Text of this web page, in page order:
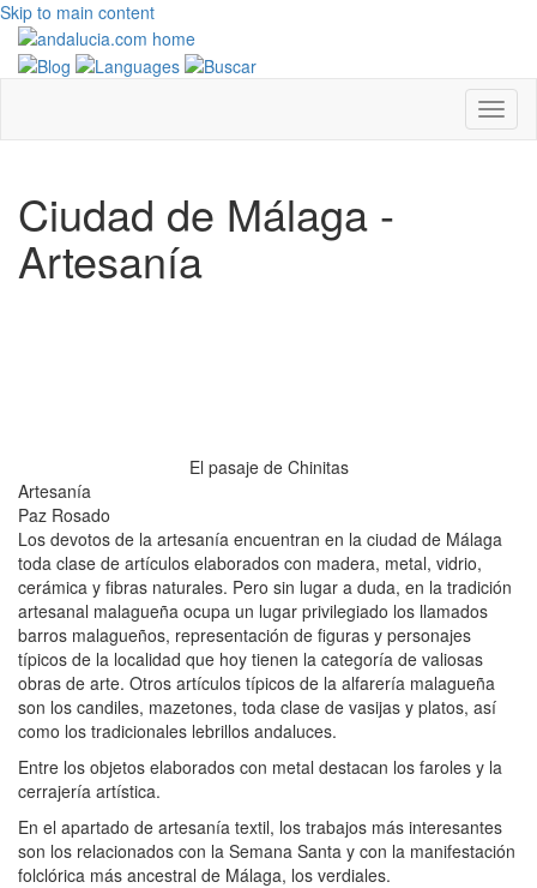
Skip to main content
Ciudad de Málaga -
Artesanía
El pasaje de Chinitas
Artesanía
Paz Rosado
Los devotos de la artesanía encuentran en la ciudad de Málaga
toda clase de artículos elaborados con madera, metal, vidrio,
cerámica y fibras naturales. Pero sin lugar a duda, en la tradición
artesanal malagueña ocupa un lugar privilegiado los llamados
barros malagueños, representación de figuras y personajes
típicos de la localidad que hoy tienen la categoría de valiosas
obras de arte. Otros artículos típicos de la alfarería malagueña
son los candiles, mazetones, toda clase de vasijas y platos, así
como los tradicionales lebrillos andaluces.
Entre los objetos elaborados con metal destacan los faroles y la
cerrajería artística.
En el apartado de artesanía textil, los trabajos más interesantes
son los relacionados con la Semana Santa y con la manifestación
folclórica más ancestral de Málaga, los verdiales.